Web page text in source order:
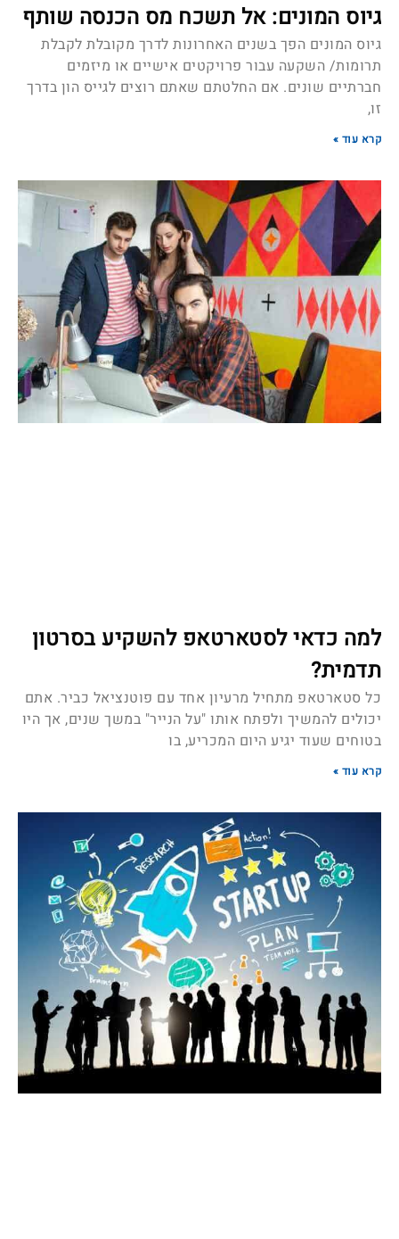
גיוס המונים: אל תשכח מס הכנסה שותף
גיוס המונים הפך בשנים האחרונות לדרך מקובלת לקבלת
תרומות/ השקעה עבור פרויקטים אישיים או מיזמים
חברתיים שונים. אם החלטתם שאתם רוצים לגייס הון בדרך
זו,
קרא עוד »
למה כדאי לסטארטאפ להשקיע בסרטון
תדמית?
כל סטארטאפ מתחיל מרעיון אחד עם פוטנציאל כביר. אתם
יכולים להמשיך ולפתח אותו "על הנייר" במשך שנים, אך היו
בטוחים שעוד יגיע היום המכריע, בו
קרא עוד »